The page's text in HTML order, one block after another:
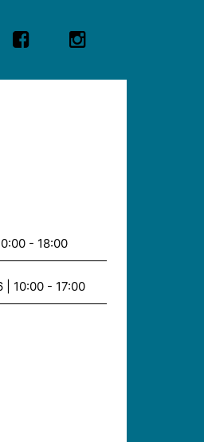
- 18:00
| 10:00 - 17:00